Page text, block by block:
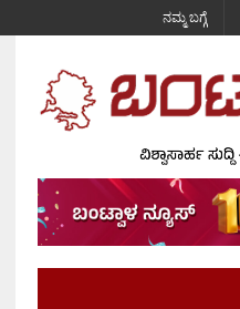
ನಮ್ಮ ಬಗ್ಗೆ